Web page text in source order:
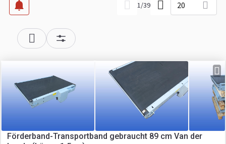
1/39 20
Förderband-Transportband gebraucht 89 cm Van der